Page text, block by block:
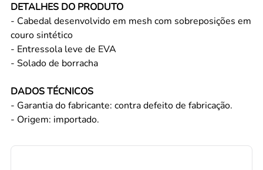
DETALHES DO PRODUTO
- Cabedal desenvolvido em mesh com sobreposições em
couro sintético
- Entressola leve de EVA
- Solado de borracha
DADOS TÉCNICOS
- Garantia do fabricante: contra defeito de fabricação.
- Origem: importado.